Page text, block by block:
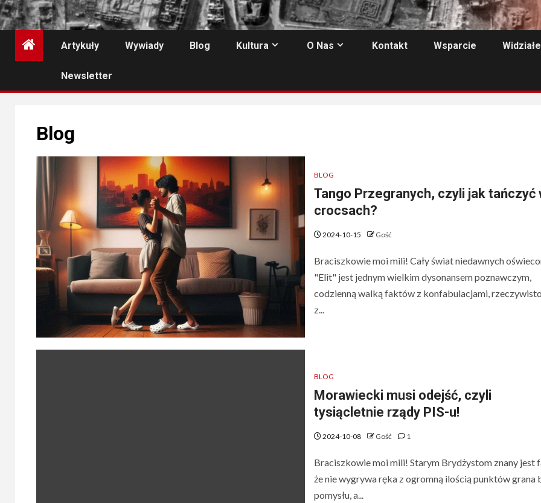
Artykuły Wywiady Blog Kultura O Nas Kontakt Wsparcie
Newsletter
Blog
BLOG
Tango Przegranych, czyli jak tańczyć
crocsach?
2024-10-15 Gość
Braciszkowie moi mili! Cały świat niedawnych
"Elit" jest jednym wielkim dysonansem poznawczym,
codzienną walką faktów z konfabulacjami,
z...
BLOG
Morawiecki musi odejść, czyli
tysiącletnie rządy PIS-u!
2024-10-08 Gość 1
Braciszkowie moi mili! Starym Brydżystom znany jest
że nie wygrywa ręka z ogromną ilością punktów grana
pomysłu, a...